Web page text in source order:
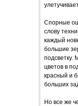
Спорные
слову
каждый
большие
подсветку.
цветов в
красный и
больших
Но все же